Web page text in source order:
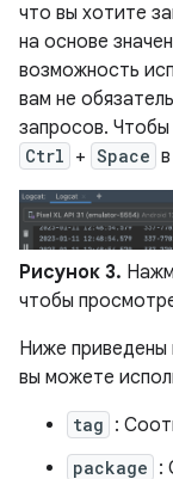
что вы хотите
на основе
возможность
вам не
запросов.
Ctrl + Space
Рисунок 3.
чтобы
Ниже
вы можете
tag :
package :